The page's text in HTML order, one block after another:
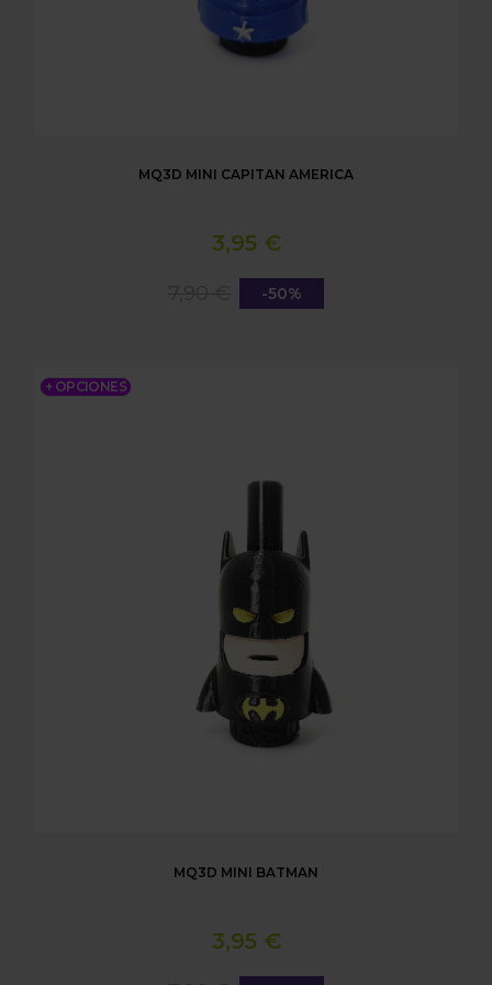
MQ3D MINI CAPITAN AMERICA
3,95 €
-50%
+ OPCIONES
MQ3D MINI BATMAN
MQ3D MINI BATMAN
3,95 €